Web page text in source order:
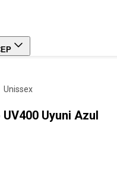
unissex
Uyuni Azul